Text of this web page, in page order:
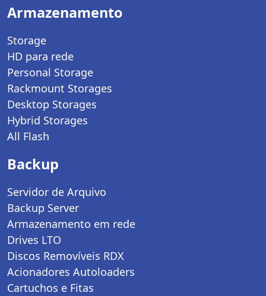
Armazenamento
Storage
HD para rede
Personal Storage
Rackmount Storages
Desktop Storages
Hybrid Storages
All Flash
Backup
Servidor de Arquivo
Backup Server
Armazenamento em rede
Drives LTO
Discos Removíveis RDX
Acionadores Autoloaders
Cartuchos e Fitas